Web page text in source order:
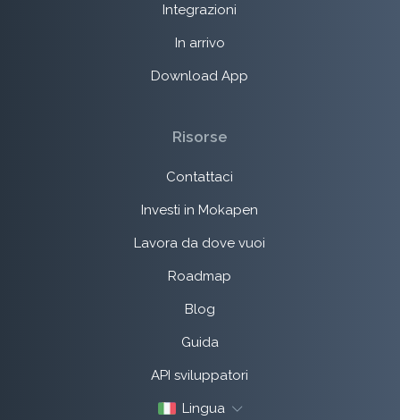
Integrazioni
In arrivo
Download App
Risorse
Contattaci
Investi in Mokapen
Lavora da dove vuoi
Roadmap
Blog
Guida
API sviluppatori
Lingua